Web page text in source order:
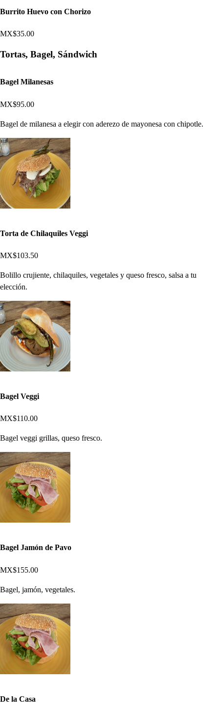
Burrito Huevo con Chorizo
MX$35.00
Tortas, Bagel, Sándwich
Bagel Milanesas
MX$95.00
Bagel de milanesa a elegir con aderezo de mayonesa con chipotle.
Torta de Chilaquiles Veggi
MX$103.50
Bolillo crujiente, chilaquiles, vegetales y queso fresco, salsa a tu
elección.
Bagel Veggi
MX$110.00
Bagel veggi grillas, queso fresco.
Bagel Jamón de Pavo
MX$155.00
Bagel, jamón, vegetales.
De la Casa